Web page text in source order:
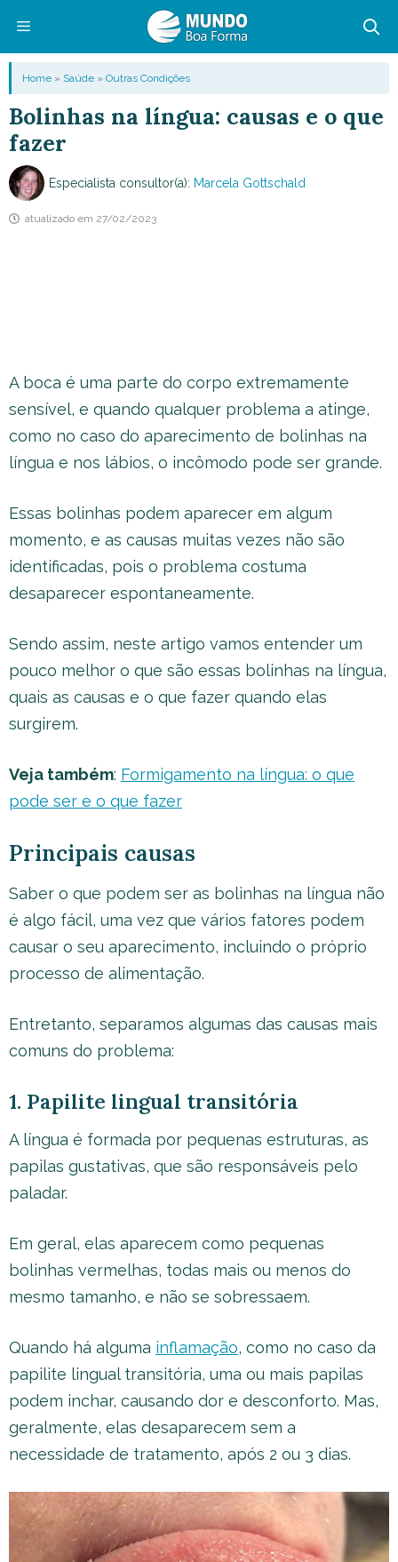
conteúdo
Menu
Home » Saúde » Outras Condições
Bolinhas na língua: causas e o que
fazer
Especialista consultor(a): Marcela Gottschald
atualizado em 27/02/2023
A boca é uma parte do corpo extremamente
sensível, e quando qualquer problema a atinge,
como no caso do aparecimento de bolinhas na
língua e nos lábios, o incômodo pode ser grande.
Essas bolinhas podem aparecer em algum
momento, e as causas muitas vezes não são
identificadas, pois o problema costuma
desaparecer espontaneamente.
Sendo assim, neste artigo vamos entender um
pouco melhor o que são essas bolinhas na língua,
quais as causas e o que fazer quando elas
surgirem.
Veja também: Formigamento na língua: o que
pode ser e o que fazer
Principais causas
Saber o que podem ser as bolinhas na língua não
é algo fácil, uma vez que vários fatores podem
causar o seu aparecimento, incluindo o próprio
processo de alimentação.
Entretanto, separamos algumas das causas mais
comuns do problema:
1. Papilite lingual transitória
A língua é formada por pequenas estruturas, as
papilas gustativas, que são responsáveis pelo
paladar.
Em geral, elas aparecem como pequenas
bolinhas vermelhas, todas mais ou menos do
mesmo tamanho, e não se sobressaem.
Quando há alguma inflamação, como no caso da
papilite lingual transitória, uma ou mais papilas
podem inchar, causando dor e desconforto. Mas,
geralmente, elas desaparecem sem a
necessidade de tratamento, após 2 ou 3 dias.